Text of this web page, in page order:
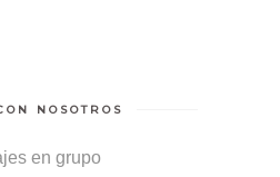
NOSOTROS